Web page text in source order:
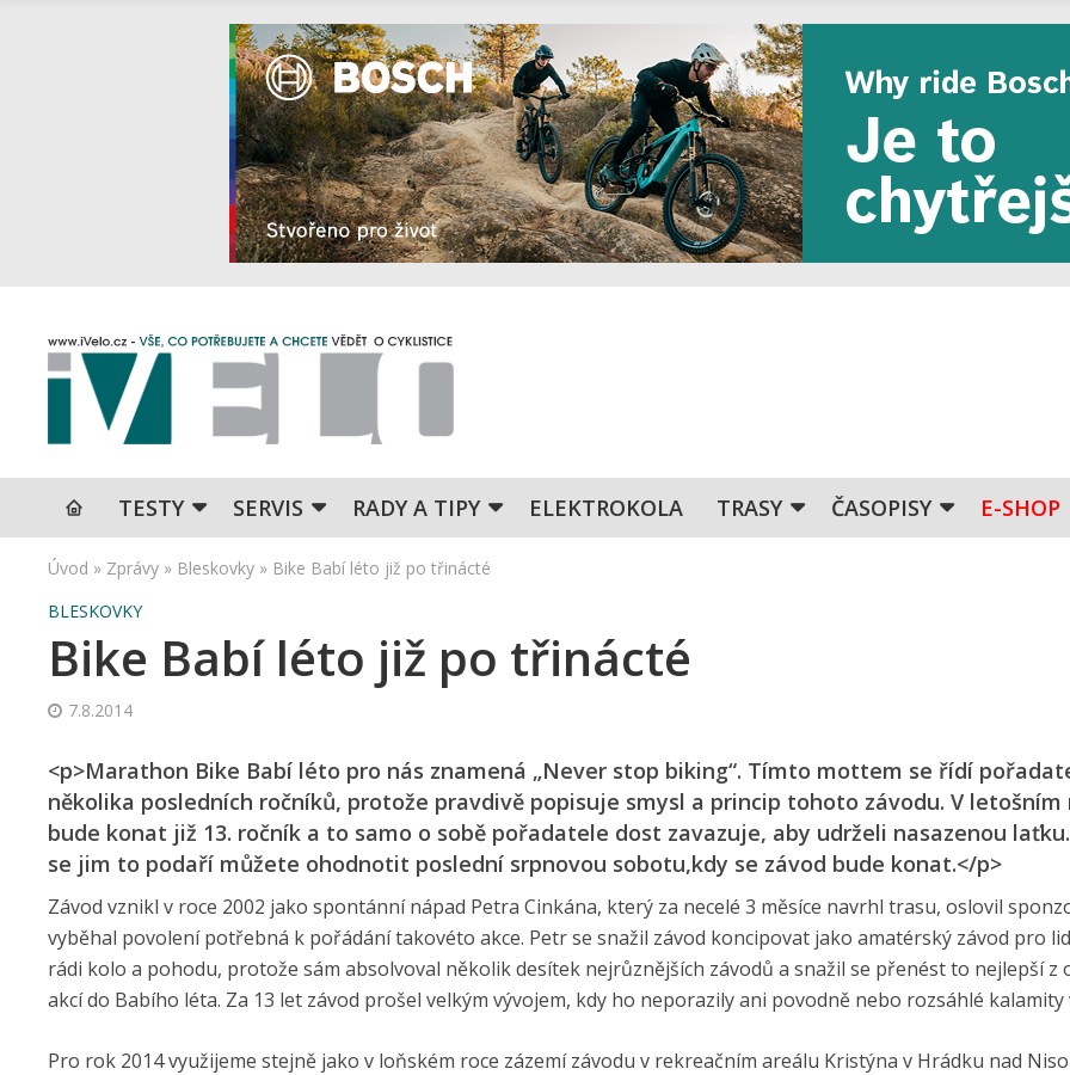
TESTY SERVIS RADY A TIPY ELEKTROKOLA TRASY ČASOPISY E-SHOP
Úvod » Zprávy » Bleskovky » Bike Babí léto již po třinácté
BLESKOVKY
Bike Babí léto již po třinácté
7.8.2014
<p>Marathon Bike Babí léto pro nás znamená „Never stop biking“. Tímto mottem se řídí
několika posledních ročníků, protože pravdivě popisuje smysl a princip tohoto závodu. V letošním
bude konat již 13. ročník a to samo o sobě pořadatele dost zavazuje, aby udrželi nasazenou
se jim to podaří můžete ohodnotit poslední srpnovou sobotu,kdy se závod bude konat.</p>
Závod vznikl v roce 2002 jako spontánní nápad Petra Cinkána, který za necelé 3 měsíce navrhl trasu, oslovil
vyběhal povolení potřebná k pořádání takovéto akce. Petr se snažil závod koncipovat jako amatérský závod pro
rádi kolo a pohodu, protože sám absolvoval několik desítek nejrůznějších závodů a snažil se přenést to nejlepší z
akcí do Babího léta. Za 13 let závod prošel velkým vývojem, kdy ho neporazily ani povodně nebo rozsáhlé kalamity
Pro rok 2014 využijeme stejně jako v loňském roce zázemí závodu v rekreačním areálu Kristýna v Hrádku nad